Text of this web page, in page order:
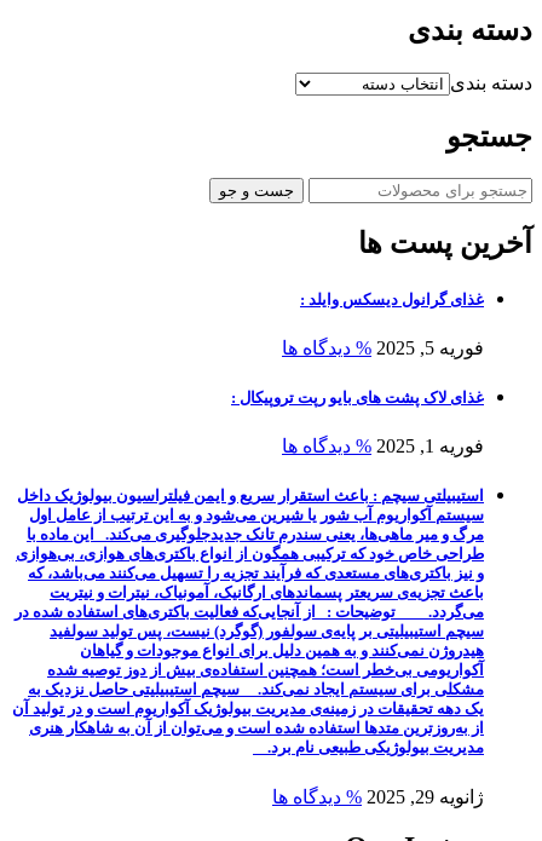
دسته بندی
دسته بندی
جستجو
جست و جو
آخرین پست ها
غذای گرانول دیسکس وایلد :
فوریه 5, 2025 % دیدگاه ها
غذای لاک پشت های بایو رپت تروپیکال :
فوریه 1, 2025 % دیدگاه ها
استیبیلتی سیچم : باعث استقرار سریع و ایمن فیلتراسیون بیولوژیک داخل
سیستم آکواریوم آب شور یا شیرین می‌شود و به این ترتیب از عامل اول
مرگ و میر ماهی‌ها، یعنی سندرم تانک جدیدجلوگیری می‌کند. این ماده با
طراحی خاص خود که ترکیبی همگون از انواع باکتری‌های هوازی، بی‌هوازی
و نیز باکتری‌های مستعدی که فرآیند تجزیه‌ را تسهیل می‌کنند می‌باشد، که
باعث تجزیه‌ی سریعتر پسماندهای ارگانیک، آمونیاک، نیترات و نیتریت
می‌گردد. توضیحات : از آنجایی‌که فعالیت باکتری‌های استفاده شده در
سیچم استیبیلیتی بر پایه‌ی سولفور (گوگرد) نیست، پس تولید سولفید
هیدروژن نمی‌کنند و به همین دلیل برای انواع موجودات و گیاهان
آکواریومی بی‌خطر است؛ همچنین استفاده‌ی بیش از دوز توصیه شده
مشکلی برای سیستم ایجاد نمی‌کند. سیچم استیبیلیتی حاصل نزدیک به
یک دهه تحقیقات در زمینه‌ی مدیریت بیولوژیک آکواریوم است و در تولید آن
از به‌روزترین متدها استفاده شده است و می‌توان از آن به شاهکار هنری
مدیریت بیولوژیکی طبیعی نام برد.
ژانویه 29, 2025 % دیدگاه ها